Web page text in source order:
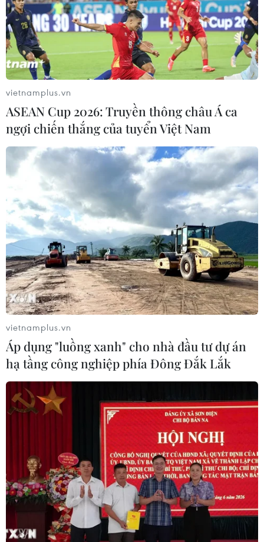
Trung Quốc bày tỏ hy vọng hoạt động đối thoại và liên
lạc Mỹ-Triều sẽ tiếp tục diễn ra.
vietnamplus.vn
ASEAN Cup 2026: Truyền thông châu Á ca
ngợi chiến thắng của tuyển Việt Nam
vietnamplus.vn
Áp dụng "luồng xanh" cho nhà đầu tư dự án
hạ tầng công nghiệp phía Đông Đắk Lắk